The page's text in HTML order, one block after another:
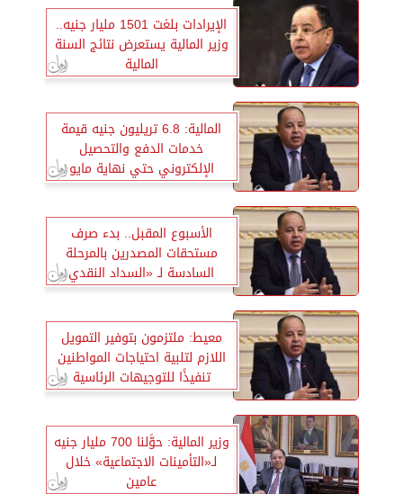
الإيرادات بلغت 1501 مليار جنيه..
وزير المالية يستعرض نتائج السنة
المالية
المالية: 6.8 تريليون جنيه قيمة
خدمات الدفع والتحصيل
الإلكتروني حتي نهاية مايو
2023
الأسبوع المقبل.. بدء صرف
مستحقات المصدرين بالمرحلة
السادسة لـ «السداد النقدي
الفوري»
معيط: ملتزمون بتوفير التمويل
اللازم لتلبية احتياجات المواطنين
تنفيذًا للتوجيهات الرئاسية
وزير المالية: حوَّلنا 700 مليار جنيه
لـ«التأمينات الاجتماعية» خلال
عامين